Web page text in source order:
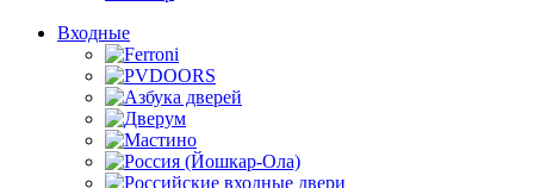
Входные